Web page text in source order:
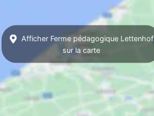
Afficher Ferme pédagogique Lettenhof
sur la carte